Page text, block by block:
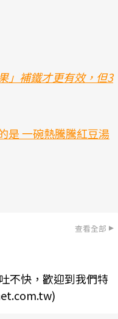
」補鐵才更有效，但3
是 一碗熱騰騰紅豆湯
查看全部
不快，歡迎到我們特